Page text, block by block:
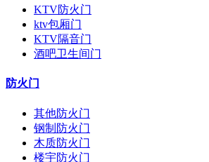
KTV防火门
ktv包厢门
KTV隔音门
酒吧卫生间门
防火门
其他防火门
钢制防火门
木质防火门
楼宇防火门